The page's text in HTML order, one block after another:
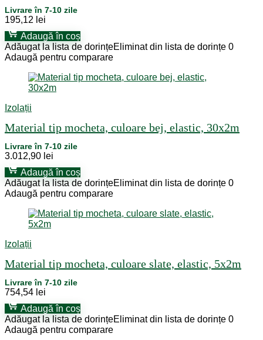
Livrare în 7-10 zile
195,12 lei
Adaugă în coș
Adăugat la lista de dorințeEliminat din lista de dorințe 0
Adaugă pentru comparare
Izolații
Material tip mocheta, culoare bej, elastic, 30x2m
Livrare în 7-10 zile
3.012,90 lei
Adaugă în coș
Adăugat la lista de dorințeEliminat din lista de dorințe 0
Adaugă pentru comparare
Izolații
Material tip mocheta, culoare slate, elastic, 5x2m
Livrare în 7-10 zile
754,54 lei
Adaugă în coș
Adăugat la lista de dorințeEliminat din lista de dorințe 0
Adaugă pentru comparare